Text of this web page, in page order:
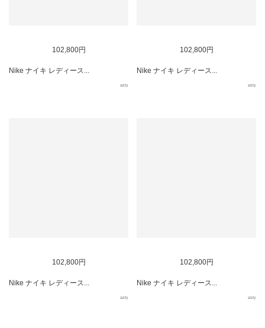
102,800円
Nike ナイキ レディース...
asty
102,800円
Nike ナイキ レディース...
asty
102,800円
Nike ナイキ レディース...
asty
102,800円
Nike ナイキ レディース...
asty